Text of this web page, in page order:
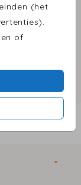
(het
of
€1,00